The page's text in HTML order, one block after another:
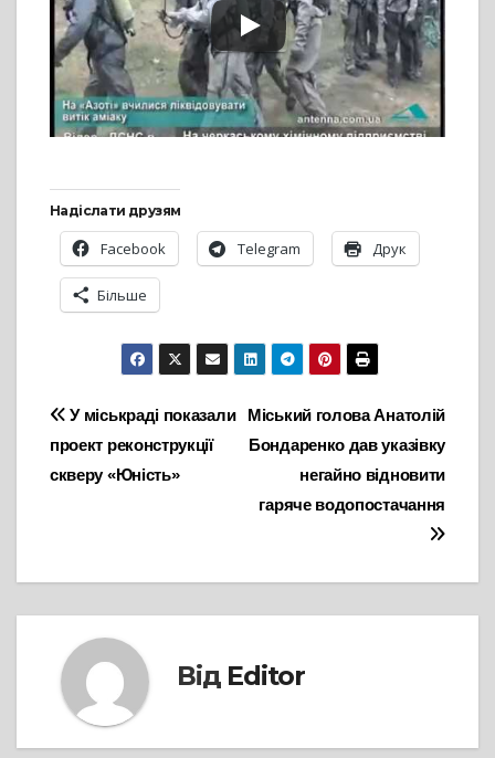
Надіслати друзям
Facebook Telegram Друк
Більше
Навігація
записів
Міський голова Анатолій
Бондаренко дав указівку
негайно відновити
гаряче водопостачання
У міськраді показали
проект реконструкції
скверу «Юність»
Від Editor